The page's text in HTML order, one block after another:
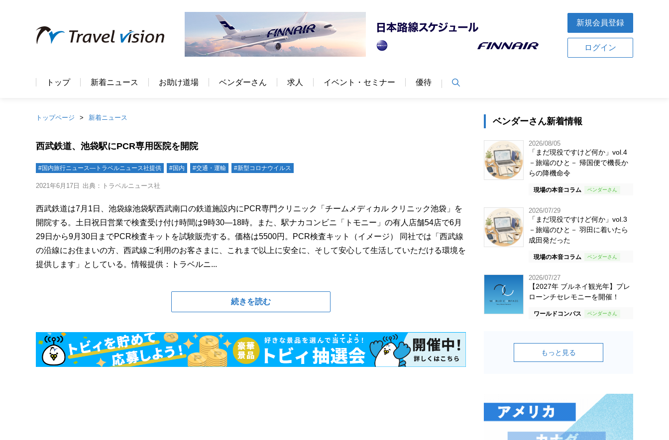
新規会員登録
ログイン
トップ 新着ニュース お助け道場 ベンダーさん 求人 イベント・セミナー 優待
トップページ 新着ニュース
西武鉄道、池袋駅にPCR専用医院を開院
#国内旅行ニュース―トラベルニュース社提供 #国内 #交通・運輸 #新型コロナウイルス
2021年6月17日 出典：トラベルニュース社
西武鉄道は7月1日、池袋線池袋駅西武南口の鉄道施設内にPCR専門クリニック「チームメディカル クリニック池袋」を
開院する。土日祝日営業で検査受け付け時間は9時30―18時。また、駅ナカコンビニ「トモニー」の有人店舗54店で6月
29日から9月30日までPCR検査キットを試験販売する。価格は5500円。PCR検査キット（イメージ） 同社では「西武線
の沿線にお住まいの方、西武線ご利用のお客さまに、これまで以上に安全に、そして安心して生活していただける環境を
提供します」としている。情報提供：トラベルニ...
続きを読む
ベンダーさん新着情報
2026/08/05
「まだ現役ですけど何か」vol.4
－旅端のひと－ 帰国便で機長か
らの降機命令
現場の本音コラム
2026/07/29
「まだ現役ですけど何か」vol.3
－旅端のひと－ 羽田に着いたら
成田発だった
現場の本音コラム
2026/07/27
【2027年 ブルネイ観光年】プレ
ローンチセレモニーを開催！
ワールドコンパス
もっと見る